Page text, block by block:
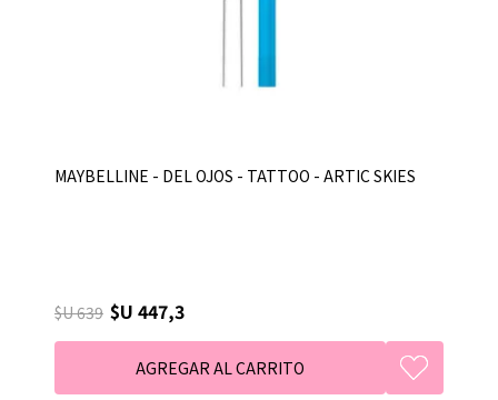
MAYBELLINE - DEL OJOS - TATTOO - ARTIC SKIES
$U 639 $U 447,3